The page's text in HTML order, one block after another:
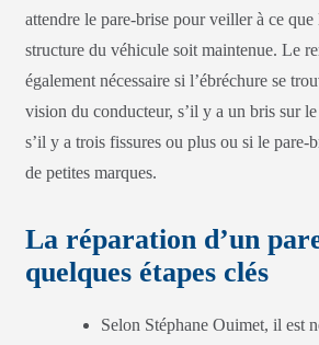
attendre le pare-brise pour veiller à ce que
structure du véhicule soit maintenue. Le
également nécessaire si l’ébréchure se
vision du conducteur, s’il y a un bris sur
s’il y a trois fissures ou plus ou si le pare-
de petites marques.
La réparation d’un
quelques étapes clés
Selon Stéphane Ouimet, il est